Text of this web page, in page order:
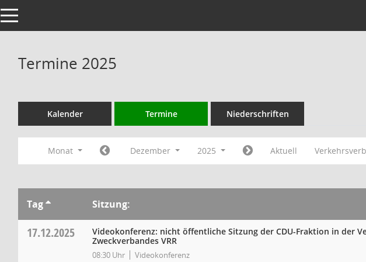
Toggle navigation
Termine 2025
Kalender Termine Niederschriften
Monat Dezember 2025 Aktuell
Tag Sitzung:
17.12.2025
Videokonferenz: nicht öffentliche Sitzung der CDU-Fraktion in der
Zweckverbandes VRR
08:30 Uhr Videokonferenz